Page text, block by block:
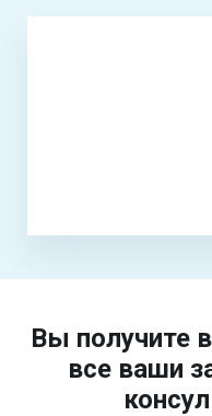
Вы получите
все ваши